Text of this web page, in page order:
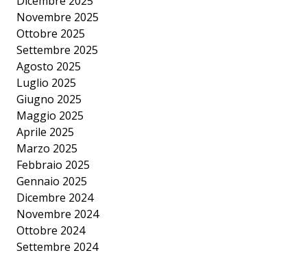
Novembre 2025
Ottobre 2025
Settembre 2025
Agosto 2025
Luglio 2025
Giugno 2025
Maggio 2025
Aprile 2025
Marzo 2025
Febbraio 2025
Gennaio 2025
Dicembre 2024
Novembre 2024
Ottobre 2024
Settembre 2024